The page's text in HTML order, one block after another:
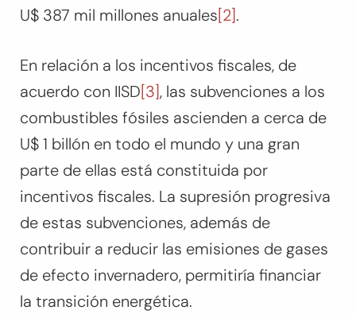
U$ 387 mil millones anuales[2].
En relación a los incentivos fiscales, de
acuerdo con IISD[3], las subvenciones a los
combustibles fósiles ascienden a cerca de
U$ 1 billón en todo el mundo y una gran
parte de ellas está constituida por
incentivos fiscales. La supresión progresiva
de estas subvenciones, además de
contribuir a reducir las emisiones de gases
de efecto invernadero, permitiría financiar
la transición energética.